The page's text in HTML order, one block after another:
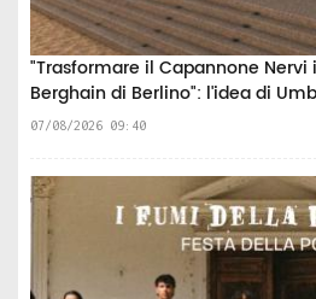
"Trasformare il Capannone
Berghain di Berlino": l'idea di
07/08/2026 09:40